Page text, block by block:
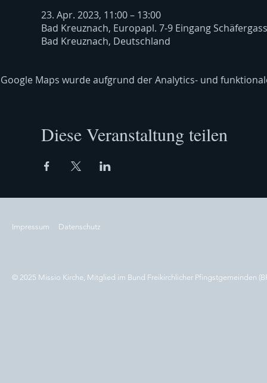
23. Apr. 2023, 11:00 – 13:00
Bad Kreuznach, Europapl. 7-9 Eingang
Bad Kreuznach, Deutschland
Google Maps wurde aufgrund der Analytics- und
Diese Veranstaltung teilen
Impressum Datenschutz
© 2025 Missio Kirche, Mitglied im Bund Freikirchlicher Pfingstgemeinden